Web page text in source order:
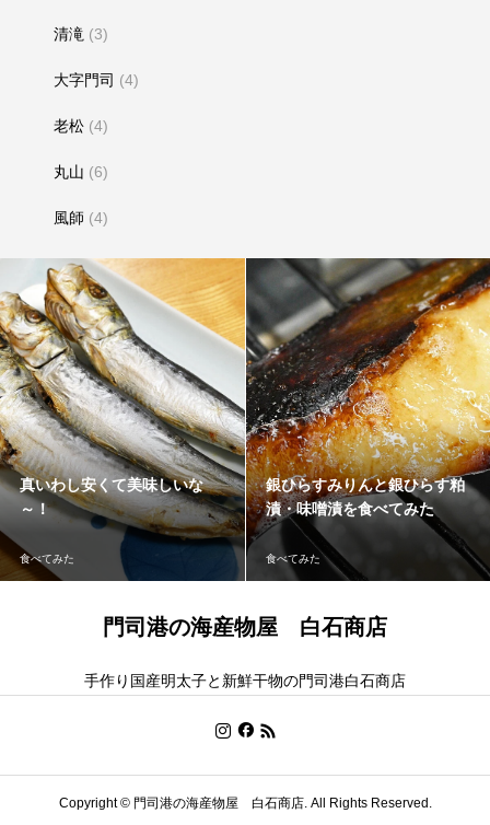
清滝 (3)
大字門司 (4)
老松 (4)
丸山 (6)
風師 (4)
真いわし安くて美味しいな
～！
食べてみた
銀ひらすみりんと銀ひらす粕
漬・味噌漬を食べてみた
食べてみた
門司港の海産物屋 白石商店
手作り国産明太子と新鮮干物の門司港白石商店
Copyright ©門司港の海産物屋 白石商店. All Rights Reserved.